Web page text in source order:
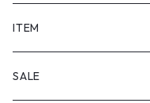
SHORTS
PANTS
ITEM
SALE